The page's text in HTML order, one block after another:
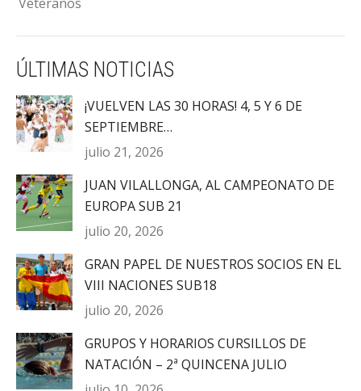
ÚLTIMAS NOTICIAS
¡VUELVEN LAS 30 HORAS! 4, 5 Y 6 DE
SEPTIEMBRE…
julio 21, 2026
JUAN VILALLONGA, AL CAMPEONATO DE
EUROPA SUB 21
julio 20, 2026
GRAN PAPEL DE NUESTROS SOCIOS EN EL
VIII NACIONES SUB18
julio 20, 2026
GRUPOS Y HORARIOS CURSILLOS DE
NATACIÓN – 2ª QUINCENA JULIO